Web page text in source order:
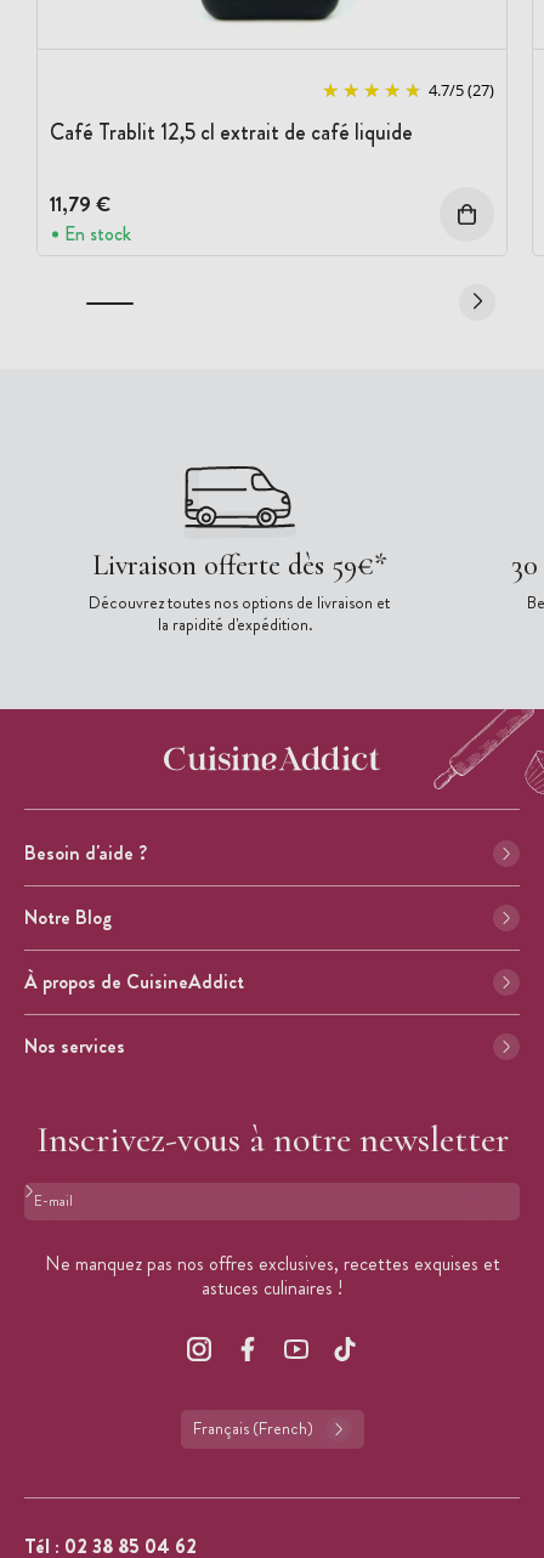
4.7/5(27)
Café Trablit 12,5 cl extrait de café liquide
11,79 €
En stock
Livraison offerte dès 59€*
Découvrez toutes nos options de livraison et
la rapidité d'expédition.
Besoin d'aide ?
Notre Blog
À propos de CuisineAddict
Nos services
Inscrivez-vous à notre newsletter
Format : adresse@email.com
Ne manquez pas nos offres exclusives, recettes exquises et
astuces culinaires !
Français (French)
Tél : 02 38 85 04 62